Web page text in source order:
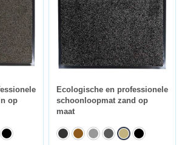
op
Ecologische en professionele
schoonloopmat zand op
maat